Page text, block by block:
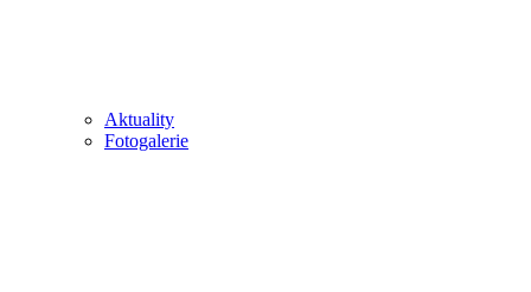
Aktuality
Fotogalerie